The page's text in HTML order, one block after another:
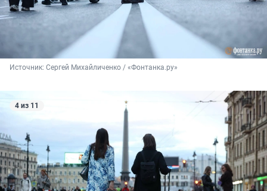
Источник: Сергей Михайличенко / «Фонтанка.ру»
4 из 11